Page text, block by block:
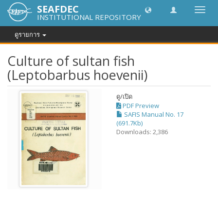
SEAFDEC
INSTITUTIONAL REPOSITORY
ดูรายการ
Culture of sultan fish
(Leptobarbus hoevenii)
ดู/เปิด
PDF Preview
SAFIS Manual No. 17
(691.7Kb)
Downloads: 2,386